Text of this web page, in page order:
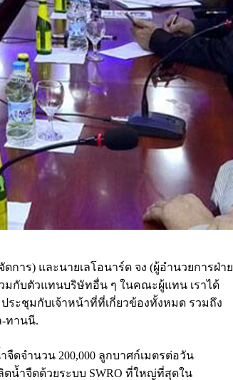
การ) และนายเลโอนาร์ด จง (ผู้อำนวยการฝ่าย
มกับตัวแทนบริษัทอื่น ๆ ในคณะผู้แทน เราได้
ประชุมกับเจ้าหน้าที่ที่เกี่ยวข้องทั้งหมด รวมถึง
-ทานนี.
ดจำนวน 200,000 ลูกบาศก์เมตรต่อวัน
ตน้ำจืดด้วยระบบ SWRO ที่ใหญ่ที่สุดใน